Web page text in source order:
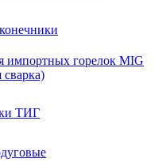
импортных горелок MIG
ТИГ